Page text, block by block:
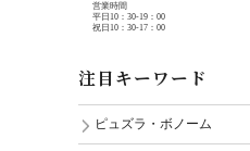
営業時間
平日10：30-19：00
祝日10：30-17：00
注目キーワード
ピュズラ・ボノーム